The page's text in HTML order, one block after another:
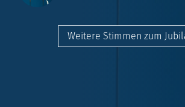
Weitere Stimmen zum